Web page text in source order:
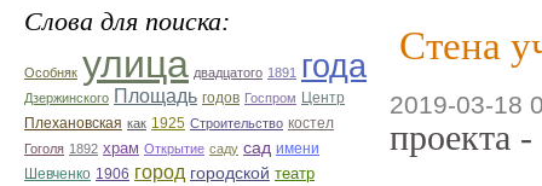
Слова для поиска:
Особняк улица двадцатого 1891 года
Дзержинского Площадь годов Госпром Центр
Плехановская как 1925 Строительство костел
Гоголя 1892 храм Открытие саду сад имени
Шевченко 1906 город городской театр
Стена
2019-03-18
проекта